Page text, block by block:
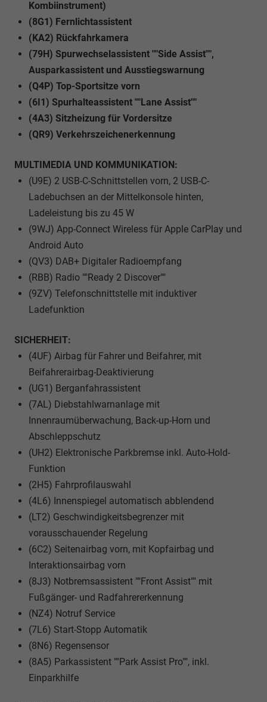
Kombiinstrument)
(8G1) Fernlichtassistent
(KA2) Rückfahrkamera
(79H) Spurwechselassistent ""Side Assist"",
Ausparkassistent und Ausstiegswarnung
(Q4P) Top-Sportsitze vorn
(6I1) Spurhalteassistent ""Lane Assist""
(4A3) Sitzheizung für Vordersitze
(QR9) Verkehrszeichenerkennung
MULTIMEDIA UND KOMMUNIKATION:
(U9E) 2 USB-C-Schnittstellen vorn, 2 USB-C-
Ladebuchsen an der Mittelkonsole hinten,
Ladeleistung bis zu 45 W
(9WJ) App-Connect Wireless für Apple CarPlay und
Android Auto
(QV3) DAB+ Digitaler Radioempfang
(RBB) Radio ""Ready 2 Discover""
(9ZV) Telefonschnittstelle mit induktiver
Ladefunktion
SICHERHEIT:
(4UF) Airbag für Fahrer und Beifahrer, mit
Beifahrerairbag-Deaktivierung
(UG1) Berganfahrassistent
(7AL) Diebstahlwarnanlage mit
Innenraumüberwachung, Back-up-Horn und
Abschleppschutz
(UH2) Elektronische Parkbremse inkl. Auto-Hold-
Funktion
(2H5) Fahrprofilauswahl
(4L6) Innenspiegel automatisch abblendend
(LT2) Geschwindigkeitsbegrenzer mit
vorausschauender Regelung
(6C2) Seitenairbag vorn, mit Kopfairbag und
Interaktionsairbag vorn
(8J3) Notbremsassistent ""Front Assist"" mit
Fußgänger- und Radfahrererkennung
(NZ4) Notruf Service
(7L6) Start-Stopp Automatik
(8N6) Regensensor
(8A5) Parkassistent ""Park Assist Pro"", inkl.
Einparkhilfe